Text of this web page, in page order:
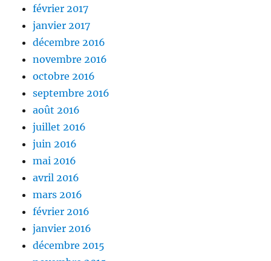
février 2017
janvier 2017
décembre 2016
novembre 2016
octobre 2016
septembre 2016
août 2016
juillet 2016
juin 2016
mai 2016
avril 2016
mars 2016
février 2016
janvier 2016
décembre 2015